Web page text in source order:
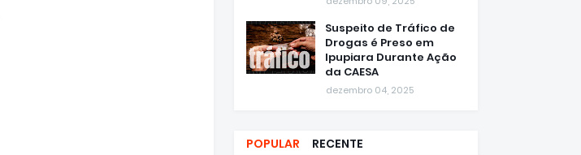
Suspeito de Tráfico de
Drogas é Preso em
Ipupiara Durante Ação
da CAESA